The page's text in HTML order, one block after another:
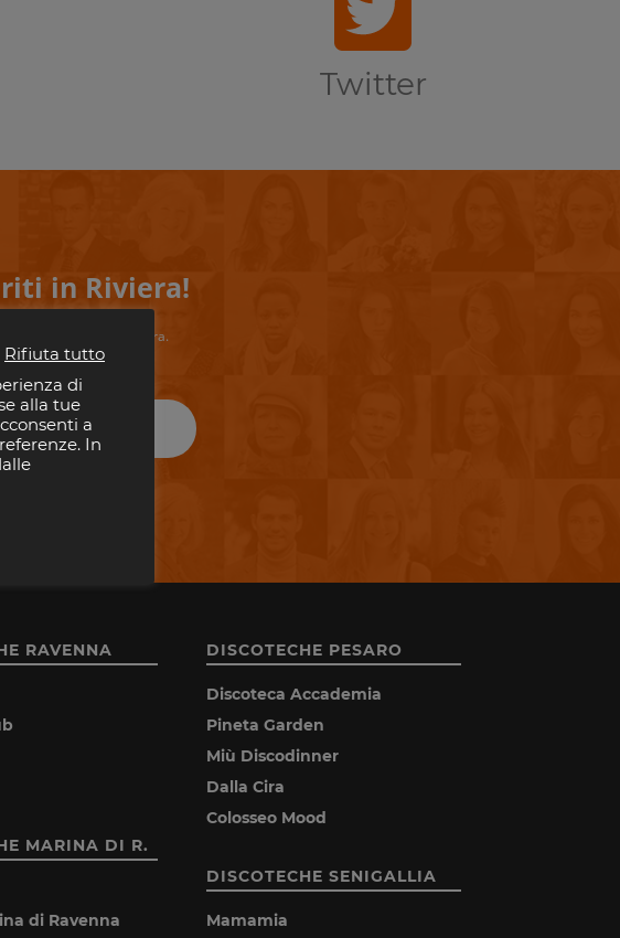
Twitter
in Riviera!
discoteche della riviera.
ISCRIVITI
email.
RAVENNA
MARINA DI R.
di Ravenna
DISCOTECHE PESARO
Discoteca Accademia
Pineta Garden
Miù Discodinner
Dalla Cira
Colosseo Mood
DISCOTECHE SENIGALLIA
Mamamia
Rifiuta tutto
di
alla tue
a
In